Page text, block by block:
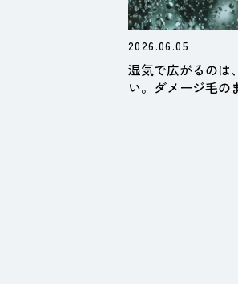
2026.06.05
湿気で広がるのは
い。ダメージ毛の